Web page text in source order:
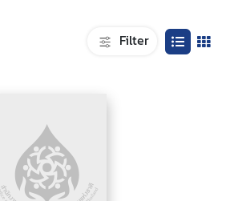
Filter